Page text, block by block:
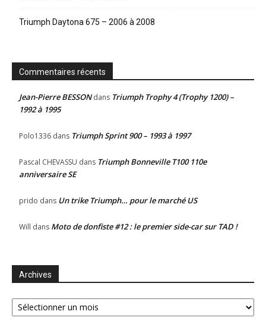
Triumph Daytona 675 – 2006 à 2008
Commentaires récents
Jean-Pierre BESSONdans Triumph Trophy 4 (Trophy 1200) –
1992 à 1995
Polo1336 dans Triumph Sprint 900 – 1993 à 1997
Pascal CHEVASSU dans Triumph Bonneville T100 110e
anniversaire SE
prido dans Un trike Triumph… pour le marché US
Will dans Moto de donfiste #12 : le premier side-car sur TAD !
Archives
Archives